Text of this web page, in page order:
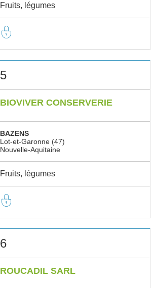
Fruits, légumes
5
BIOVIVER CONSERVERIE
BAZENS
Lot-et-Garonne (47)
Nouvelle-Aquitaine
Fruits, légumes
6
ROUCADIL SARL